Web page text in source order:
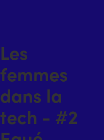
Les
femmes
dans la
tech - #2